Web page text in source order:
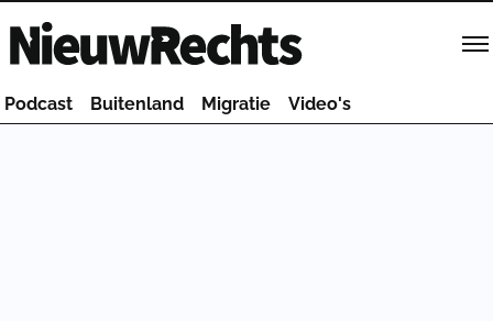
Homepage van NieuwRechts
Podcast Buitenland Migratie Video's